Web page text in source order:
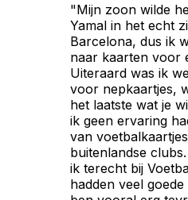
"Mijn zoon wilde
Yamal in het echt
Barcelona, dus ik
naar kaarten voor
Uiteraard was ik
voor nepkaartjes,
het laatste wat je
ik geen ervaring
van
buitenlandse
ik terecht bij
hadden veel